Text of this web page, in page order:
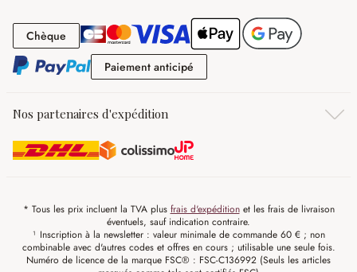
Chèque Chèque
Paiement anticipé
Nos partenaires d'expédition
* Tous les prix incluent la TVA plus frais d'expéditionet les frais de livraison
éventuels, sauf indication contraire.
¹ Inscription à la newsletter : valeur minimale de commande 60 € ; non
combinable avec d'autres codes et offres en cours ; utilisable une seule fois.
Numéro de licence de la marque FSC® : FSC-C136992 (Seuls les articles